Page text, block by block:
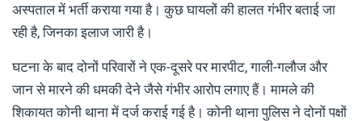
अस्पताल में भर्ती कराया गया है। कुछ घायलों की हालत गंभीर बताई जा
रही है, जिनका इलाज जारी है।
घटना के बाद दोनों परिवारों ने एक-दूसरे पर मारपीट, गाली-गलौज और
जान से मारने की धमकी देने जैसे गंभीर आरोप लगाए हैं। मामले की
शिकायत कोनी थाना में दर्ज कराई गई है। कोनी थाना पुलिस ने दोनों पक्षों